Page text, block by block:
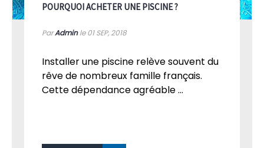
POURQUOI ACHETER UNE PISCINE ?
ParAdminle 01SEP, 2018
Installer une piscine relève souvent du
rêve de nombreux famille français.
Cette dépendance agréable ...